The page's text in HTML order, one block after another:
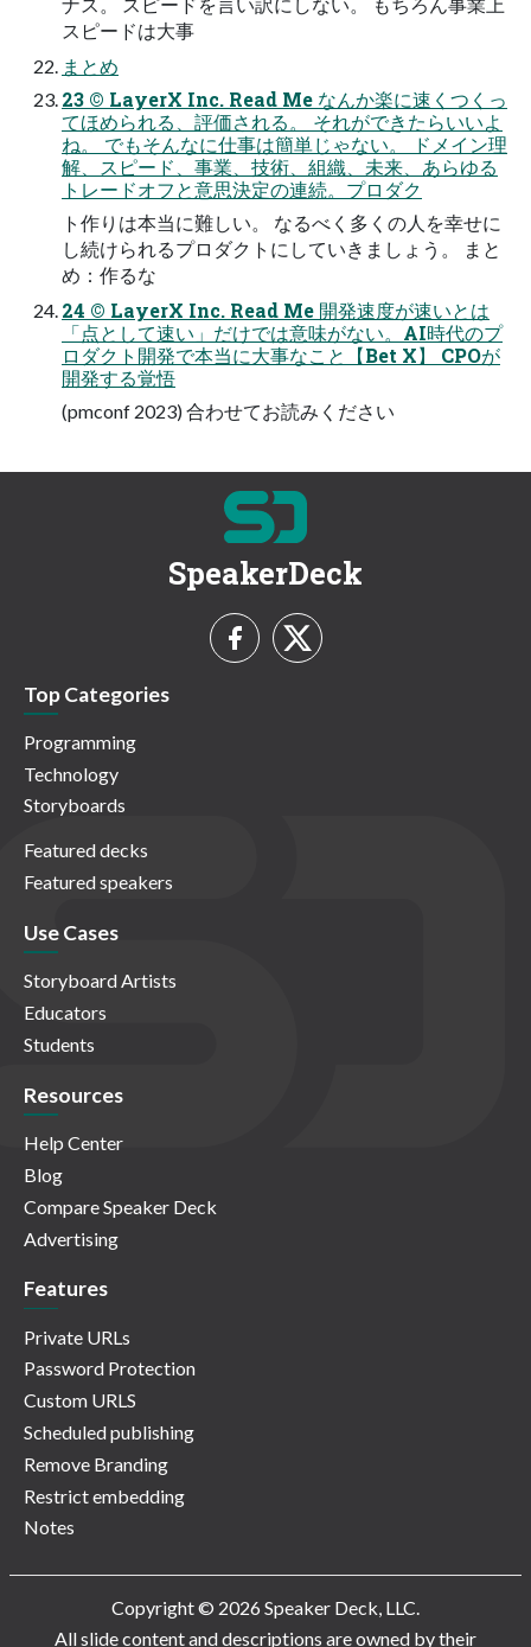
スピードは⼤事
まとめ
23 © LayerX Inc. Read Me なんか楽に速くつくっ
てほめられる、評価される。 それができたらいいよ
ね。 でもそんなに仕事は簡単じゃない。 ドメイン理
解、スピード、事業、技術、組織、未来、あらゆる
トレードオフと意思決定の連続。プロダク
ト作りは本当に難しい。 なるべく多くの⼈を幸せに
し続けられるプロダクトにしていきましょう。 まと
め：作るな
24 © LayerX Inc. Read Me 開発速度が速いとは
「点として速い」だけでは意味がない。AI時代のプ
ロダクト開発で本当に⼤事なこと【Bet X】 CPOが
開発する覚悟
(pmconf 2023) 合わせてお読みください
SpeakerDeck
Top Categories
Programming
Technology
Storyboards
Featured decks
Featured speakers
Use Cases
Storyboard Artists
Educators
Students
Resources
Help Center
Blog
Compare Speaker Deck
Advertising
Features
Private URLs
Password Protection
Custom URLS
Scheduled publishing
Remove Branding
Restrict embedding
Notes
Copyright © 2026 Speaker Deck, LLC.
All slide content and descriptions are owned by their